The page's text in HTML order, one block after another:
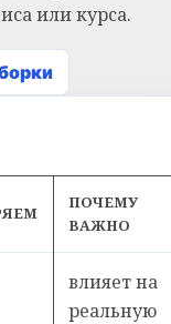
или курса.
ПОЧЕМУ
ВАЖНО
влияет на
реальную